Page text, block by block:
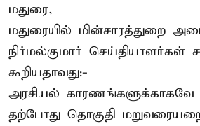
மதுரை,
மதுரையில் மின்சாரத்துறை
நிர்மல்குமார் செய்தியாளர்கள்
கூறியதாவது:-
அரசியல் காரணங்களுக்காகவே
தற்போது தொகுதி